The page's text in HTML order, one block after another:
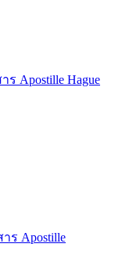
ร Apostille Hague
าร Apostille